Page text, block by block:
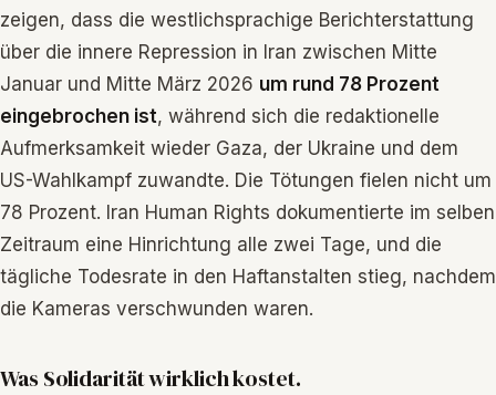
zeigen, dass die westlichsprachige Berichterstattung
über die innere Repression in Iran zwischen Mitte
Januar und Mitte März 2026 um rund 78 Prozent
eingebrochen ist, während sich die redaktionelle
Aufmerksamkeit wieder Gaza, der Ukraine und dem
US-Wahlkampf zuwandte. Die Tötungen fielen nicht um
78 Prozent. Iran Human Rights dokumentierte im selben
Zeitraum eine Hinrichtung alle zwei Tage, und die
tägliche Todesrate in den Haftanstalten stieg, nachdem
die Kameras verschwunden waren.
Was Solidarität wirklich kostet.